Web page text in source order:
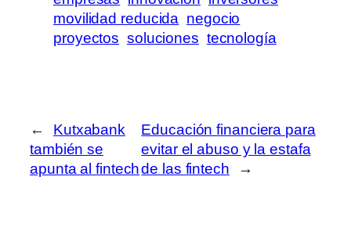
movilidad reducida negocio
proyectos soluciones tecnología
←
Kutxabank
también se
apunta al fintech
Educación financiera para
evitar el abuso y la estafa
de las fintech
→